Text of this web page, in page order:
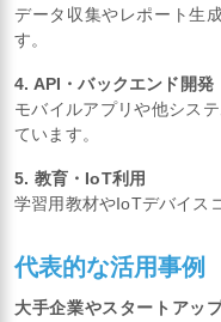
データ収集やレポート生
す。
4. API・バックエンド開発
モバイルアプリや他シス
ています。
5. 教育・IoT利用
学習用教材やIoTデバイス
代表的な活用事例
大手企業やスタートアッ